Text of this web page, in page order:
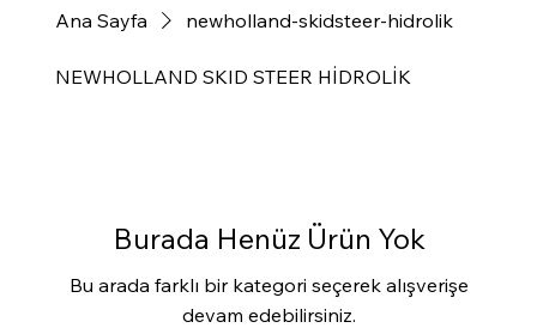
Ana Sayfa newholland-skidsteer-hidrolik
NEWHOLLAND SKID STEER HİDROLİK
Burada Henüz Ürün Yok
Bu arada farklı bir kategori seçerek alışverişe
devam edebilirsiniz.